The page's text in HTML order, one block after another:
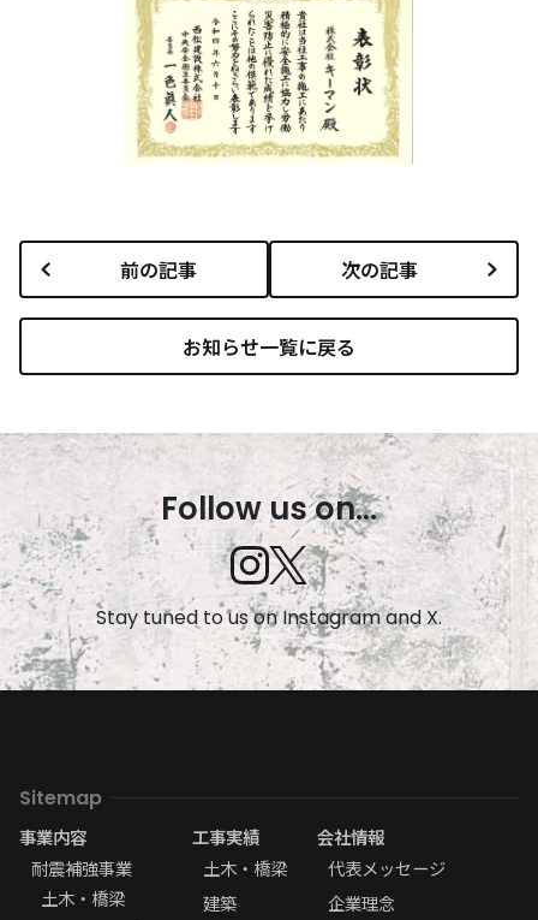
前の記事 次の記事
お知らせ一覧に戻る
Follow us on...
Stay tuned to us on Instagram and X.
Sitemap
事業内容
耐震補強事業
土木・橋梁
工事実績
土木・橋梁
建築
会社情報
代表メッセージ
企業理念